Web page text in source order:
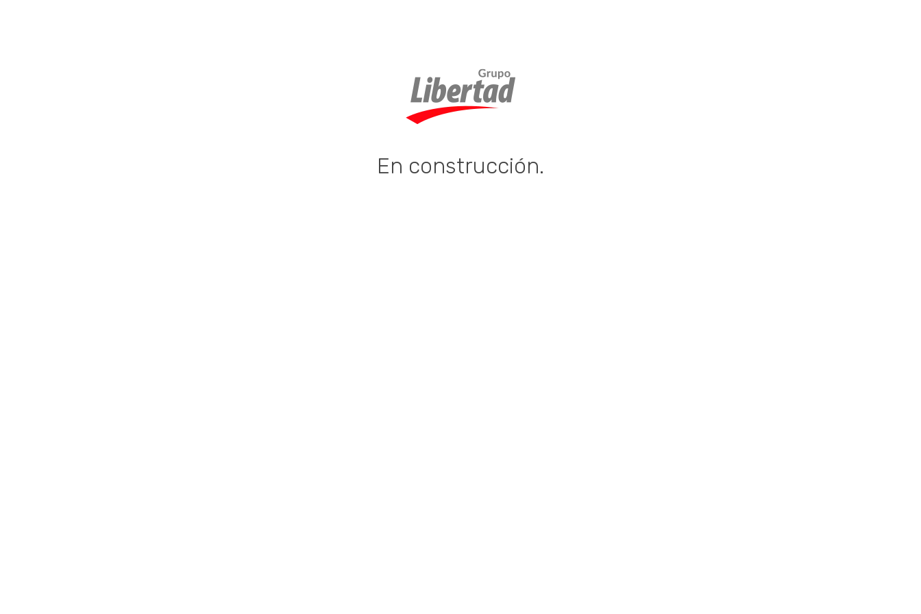
En construcción.